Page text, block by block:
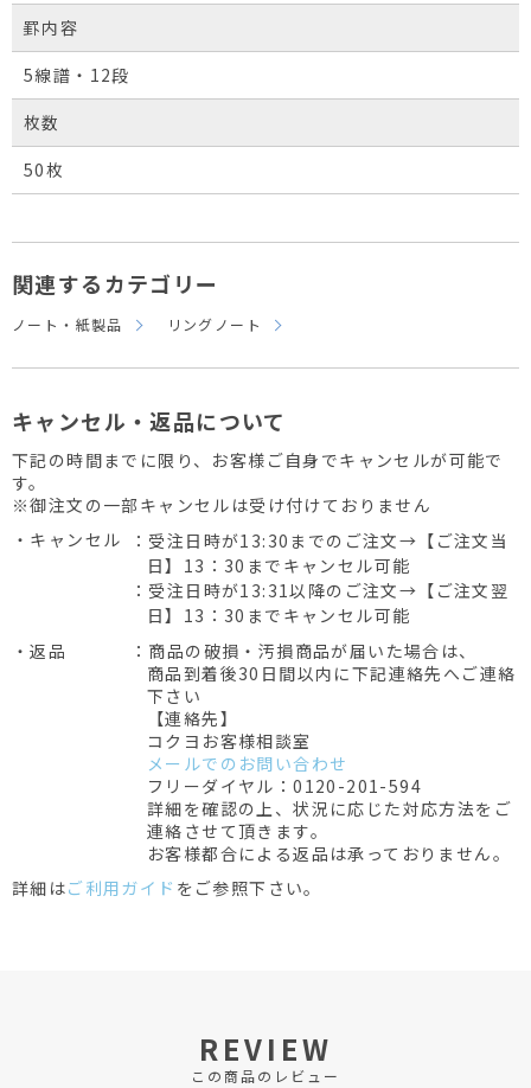
罫内容
5線譜・12段
枚数
50枚
関連するカテゴリー
ノート・紙製品 リングノート
キャンセル・返品について
下記の時間までに限り、お客様ご自身でキャンセルが可能で
す。
※御注文の一部キャンセルは受け付けておりません
・キャンセル
：受注日時が13:30までのご注文→【ご注文当
日】13：30までキャンセル可能
：受注日時が13:31以降のご注文→【ご注文翌
日】13：30までキャンセル可能
・返品
：商品の破損・汚損商品が届いた場合は、
商品到着後30日間以内に下記連絡先へご連絡
下さい
【連絡先】
コクヨお客様相談室
メールでのお問い合わせ
フリーダイヤル：0120-201-594
詳細を確認の上、状況に応じた対応方法をご
連絡させて頂きます。
お客様都合による返品は承っておりません。
詳細はご利用ガイド をご参照下さい。
REVIEW
この商品のレビュー